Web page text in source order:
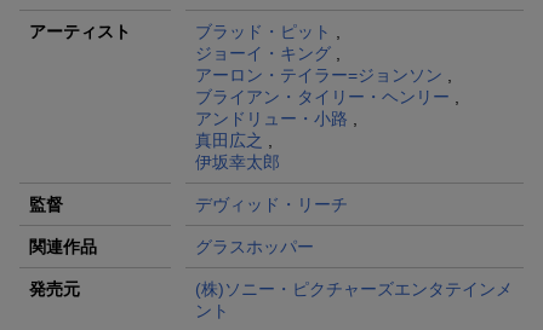
アーティスト ブラッド・ピット ,
ジョーイ・キング,
アーロン・テイラー=ジョンソン ,
ブライアン・タイリー・ヘンリー ,
アンドリュー・小路 ,
真田広之 ,
伊坂幸太郎
監督 デヴィッド・リーチ
関連作品 グラスホッパー
発売元
(株)ソニー・ピクチャーズエンタテインメ
ント